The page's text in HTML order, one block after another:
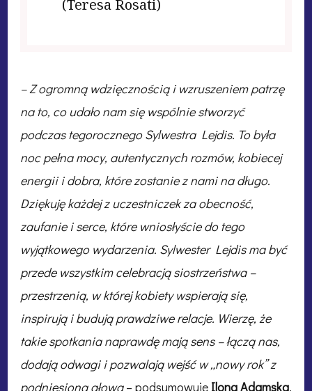
(Teresa Rosati)
– Z ogromną wdzięcznością i wzruszeniem patrzę
na to, co udało nam się wspólnie stworzyć
podczas tegorocznego Sylwestra Lejdis. To była
noc pełna mocy, autentycznych rozmów, kobiecej
energii i dobra, które zostanie z nami na długo.
Dziękuję każdej z uczestniczek za obecność,
zaufanie i serce, które wniosłyście do tego
wyjątkowego wydarzenia. Sylwester Lejdis ma być
przede wszystkim celebracją siostrzeństwa –
przestrzenią, w której kobiety wspierają się,
inspirują i budują prawdziwe relacje. Wierzę, że
takie spotkania naprawdę mają sens – łączą nas,
dodają odwagi i pozwalają wejść w „nowy rok” z
podniesioną głową– podsumowuje Ilona Adamska.